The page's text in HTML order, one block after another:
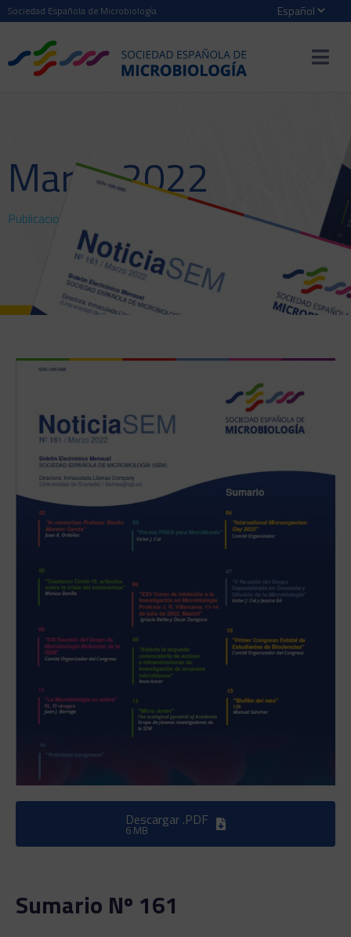
Sociedad Española de Microbiología
Marzo 2022
Publicaciones > Marzo 2022
Descargar .PDF
6 MB
Sumario Nº 161